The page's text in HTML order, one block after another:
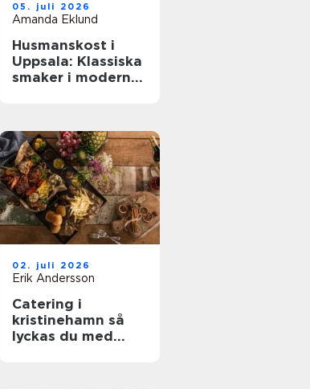
05. juli 2026
Amanda Eklund
Husmanskost i
Uppsala: Klassiska
smaker i modern
02. juli 2026
Erik Andersson
Catering i
kristinehamn så
lyckas du med